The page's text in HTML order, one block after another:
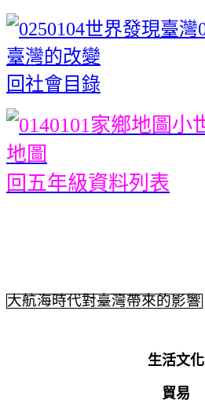
回社會目錄
回五年級資料列表
大航海時代對臺灣帶來的影響
生活文化
貿易